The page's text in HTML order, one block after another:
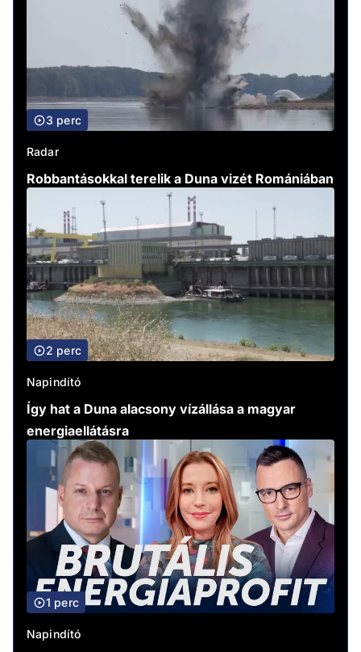
3 perc
Radar
Robbantásokkal terelik a Duna vizét Romániában
2 perc
Napindító
Így hat a Duna alacsony vízállása a magyar
energiaellátásra
1 perc
Napindító